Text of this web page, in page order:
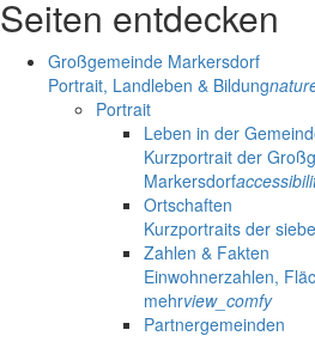
Seiten entdecken
Großgemeinde Markersdorf
Portrait, Landleben & Bildung
Portrait
Leben in der
Kurzportrait der
Markersdorf
Ortschaften
Kurzportraits der
Zahlen & Fakten
Einwohnerzahlen,
mehrview_comfy
Partnergemeinden